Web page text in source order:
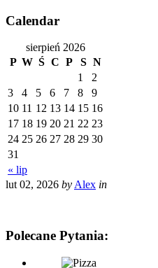
Calendar
sierpień 2026
P W Ś C P S N
« lip
1
2
3
4 5 6 7 8
9
10 11 12 13 14 15 16
17 18 19 20 21 22 23
24 25 26 27 28 29 30
31
lut 02, 2026 by Alex in
Polecane Pytania: